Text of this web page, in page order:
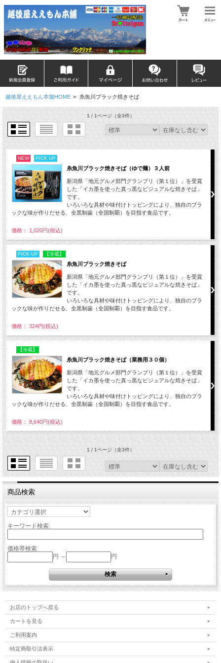
越後屋ええもん本舗HOME > 糸魚川ブラック焼きそば
1 / 1ページ（全3件）
NEW PICK UP
糸魚川ブラック焼きそば（ゆで麺）３人前
新潟県「地元グルメ部門グランプリ（第１位）」を受賞
した「イカ墨を使った真っ黒なビジュアルな焼きそば」
です。
いろいろな具材や味付けトッピングにより、独自のブラ
ックな味が作りだせる、全黒制歯（全国制覇）を目指す食品です。
価格： 1,020円(税込)
PICK UP 【冷蔵】
糸魚川ブラック焼きそば
新潟県「地元グルメ部門グランプリ（第１位）」を受賞
した「イカ墨を使った真っ黒なビジュアルな焼きそば」
です。
いろいろな具材や味付けトッピングにより、独自のブラ
ックな味が作りだせる、全黒制歯（全国制覇）を目指す食品です。
価格： 324円(税込)
【冷蔵】
糸魚川ブラック焼きそば（業務用３０個）
新潟県「地元グルメ部門グランプリ（第１位）」を受賞
した「イカ墨を使った真っ黒なビジュアルな焼きそば」
です。
いろいろな具材や味付けトッピングにより、独自のブラ
ックな味が作りだせる、全黒制歯（全国制覇）を目指す食品です。
価格： 8,640円(税込)
1 / 1ページ（全3件）
商品検索
キーワード検索
価格帯検索
円 ～
円
お店のトップへ戻る
カートを見る
ご利用案内
特定商取引法表示